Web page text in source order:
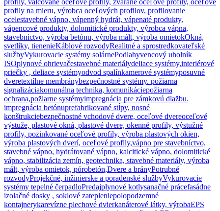
profily, valcované oceľové profily, zvárané oceľové profily, oceľové
profily na mieru, výrobca oceľových profilov, profilovanie
ocelestavebné vápno, vápenný hydrát, vápenaté produkty,
vápencové produkty, dolomitické produkty, výrobca vápna,
stavebníctvo, výroba betónu, výroba mált, výroba omietokOkná,
svetlíky, tienenieKáblové rozvodyRealitné a sprostredkovateľské
službyVykurovacie systémy solárnePodlahyvencový uholník
ISOplynové ohrievačestavebné materiálydeliace systémy,interiérové
priečky , deliace systémyodvod spalínkamerové systémyposuvné
dveretextílne membránybezpečnostné systémy. požiarna
signalizáciakomunálna technika, komunikáciepožiarna
ochrana,požiarne systémyimpregnácia pre zámkovú dlažbu.
impregnácia betónuprefabrikované stĺpy, nosné
konštrukciebezpečnostné vchodové dvere, oceľové dvereoceľové
výstuže, plastové okná, plastové dvere, okenné profily, výstužné
profily, pozinkované oceľové profily, výroba plastových okien,
výroba plastových dverí, oceľové profily,vápno pre stavebníctvo,
stavebné vápno, hydrátované vápno, kalcitické vápno, dolomitické
vápno, stabilizácia zemín, geotechnika, stavebné materiály, výroba
mált, výroba omietok, pórobetón,Dvere a brányPotrubné
rozvodyProjekčné, inžinierske a poradenské službyVykurovacie
systémy tepelné čerpadloPredajplynové kotlysanačné prácefasádne
izolačné dosky , soklové zatepleniepolopodzemné
kontajnerykarevízne plechové dvierkanáterové látky, výrobaEPS